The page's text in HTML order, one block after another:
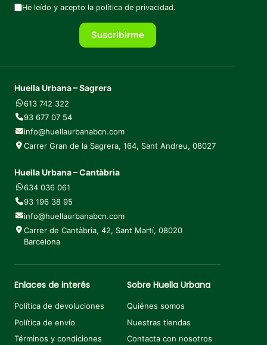
He leído y acepto la política de privacidad.
Suscribirme
Huella Urbana – Sagrera
613 742 322
93 677 07 54
info@huellaurbanabcn.com
Carrer Gran de la Sagrera, 164, Sant Andreu, 08027
Huella Urbana – Cantàbria
634 036 061
93 196 38 95
info@huellaurbanabcn.com
Carrer de Cantàbria, 42, Sant Martí, 08020
Barcelona
Enlaces de interés
Política de devoluciones
Política de envío
Términos y condiciones
Sobre Huella Urbana
Quiénes somos
Nuestras tiendas
Contacta con nosotros